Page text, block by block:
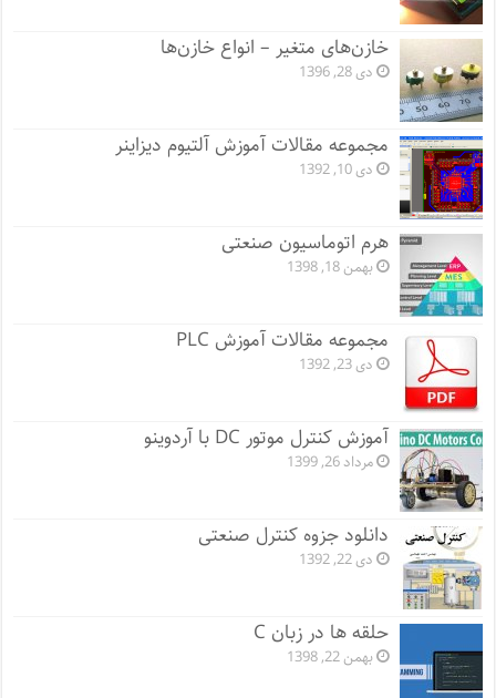
خازن‌های متغیر – انواع خازن‌ها
دی 28, 1396
مجموعه مقالات آموزش آلتیوم دیزاینر
دی 10, 1392
هرم اتوماسیون صنعتی
بهمن 18, 1398
مجموعه مقالات آموزش PLC
دی 23, 1392
آموزش کنترل موتور DC با آردوینو
مرداد 26, 1399
دانلود جزوه کنترل صنعتی
دی 22, 1392
حلقه ها در زبان C
بهمن 22, 1398